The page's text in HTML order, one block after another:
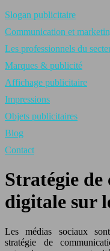
Slogan publicitaire
Communication et
Les professionnels du
Marques & publicité
Affichage publicitaire
Impressions
Objets publicitaires
Blog
Contact
Stratégie
digitale sur
Les médias sociaux
stratégie de